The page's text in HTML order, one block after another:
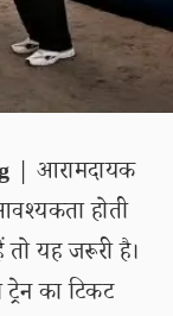
| आरामदायक
होती
यह जरूरी है।
का टिकट